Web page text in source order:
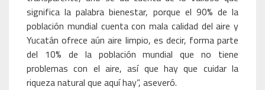
significa la palabra bienestar, porque el 90% de la
población mundial cuenta con mala calidad del aire y
Yucatán ofrece aún aire limpio, es decir, forma parte
del 10% de la población mundial que no tiene
problemas con el aire, así que hay que cuidar la
riqueza natural que aquí hay”, aseveró.